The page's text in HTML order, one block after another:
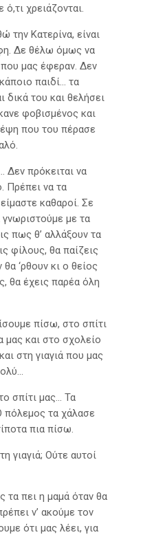
χρειάζονται.
την Κατερίνα, είναι
Δε θέλω όμως να
μας έφεραν. Δεν
παιδί… τα
δικά του και θελήσει
φοβισμένος και
που του πέρασε
Δεν πρόκειται να
Πρέπει να τα
καθαροί. Σε
με τα
πως θ’ αλλάξουν τα
φίλους, θα παίζεις
‘ρθουν κι ο θείος
θα έχεις παρέα όλη
πίσω, στο σπίτι
μας και στο σχολείο
στη γιαγιά που μας
σπίτι μας… Τα
πόλεμος τα χάλασε
πια πίσω.
γιαγιά; Ούτε αυτοί
τα πει η μαμά όταν θα
ν’ ακούμε τον
ότι μας λέει, για